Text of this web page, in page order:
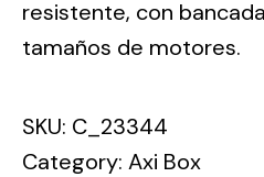
products for
different uses
resistente, con
tamaños de motores.
SKU: C_23344
Category: Axi Box